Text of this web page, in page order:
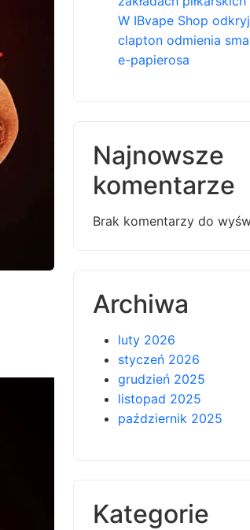
W IBvape Shop
clapton odmienia
e-papierosa
Najnowsze
komentarze
Brak komentarzy do
Archiwa
luty 2026
styczeń 2026
grudzień 2025
listopad 2025
październik 2025
Kategorie